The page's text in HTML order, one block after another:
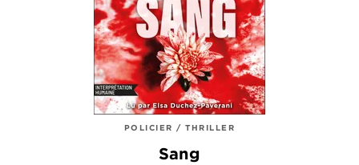
POLICIER / THRILLER
Sang